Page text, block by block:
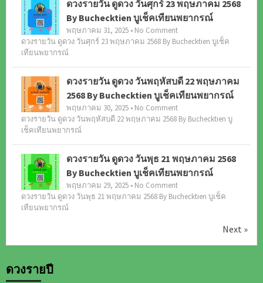
ดวงรายวัน ดูดวง วันศุกร์ 23 พฤษภาคม 2568
By Buchecktien บูเช็คเทียนพยากรณ์
พฤษภาคม 31, 2025 • No Comment
ดวงรายวัน ดูดวง วันศุกร์ 23 พฤษภาคม 2568 By Buchecktien บูเช็ค
เทียนพยากรณ์
ดวงรายวัน ดูดวง วันพฤหัสบดี 22 พฤษภาคม
2568 By Buchecktien บูเช็คเทียนพยากรณ์
พฤษภาคม 30, 2025 • No Comment
ดวงรายวัน ดูดวง วันพฤหัสบดี 22 พฤษภาคม 2568 By Buchecktien บู
เช็คเทียนพยากรณ์
ดวงรายวัน ดูดวง วันพุธ 21 พฤษภาคม 2568
By Buchecktien บูเช็คเทียนพยากรณ์
พฤษภาคม 29, 2025 • No Comment
ดวงรายวัน ดูดวง วันพุธ 21 พฤษภาคม 2568 By Buchecktien บูเช็ค
เทียนพยากรณ์
Next »
ดวงรายปี